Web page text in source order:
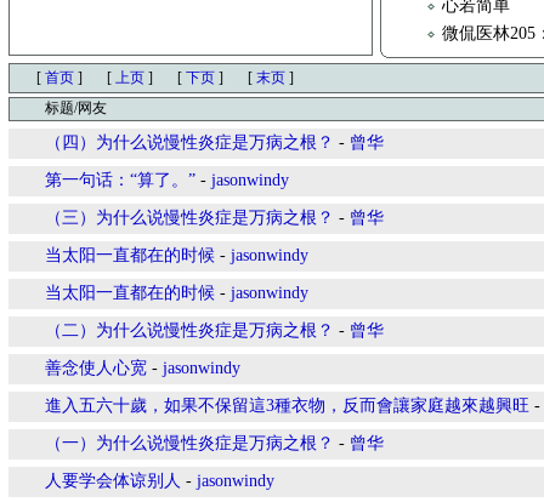
心若简单
微侃医林205
[ 首页 ] [ 上页 ] [ 下页 ] [ 末页 ]
标题/网友
（四）为什么说慢性炎症是万病之根？ - 曾华
第一句话：“算了。” - jasonwindy
（三）为什么说慢性炎症是万病之根？ - 曾华
当太阳一直都在的时候 - jasonwindy
当太阳一直都在的时候 - jasonwindy
（二）为什么说慢性炎症是万病之根？ - 曾华
善念使人心宽 - jasonwindy
進入五六十歲，如果不保留這3種衣物，反而會讓家庭越來越興旺 -
（一）为什么说慢性炎症是万病之根？ - 曾华
人要学会体谅别人 - jasonwindy